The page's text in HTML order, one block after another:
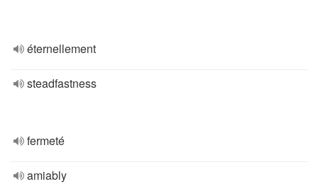
éternellement
steadfastness
fermeté
amiably